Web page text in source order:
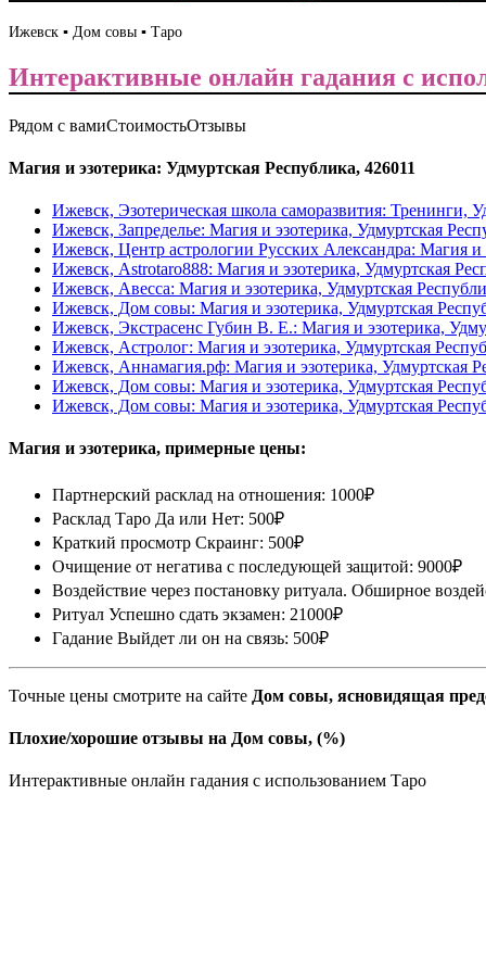
Ижевск ▪️ Дом совы ▪️ Таро
Интерактивные онлайн гадания с
Рядом с вамиСтоимостьОтзывы
Магия и эзотерика: Удмуртская Республика, 426011
Ижевск, Эзотерическая школа саморазвития: Тренинги,
Ижевск, Запределье: Магия и эзотерика, Удмуртская
Ижевск, Центр астрологии Русских Александра: Магия и
Ижевск, Astrotaro888: Магия и эзотерика, Удмуртская
Ижевск, Авесса: Магия и эзотерика, Удмуртская
Ижевск, Дом совы: Магия и эзотерика, Удмуртская
Ижевск, Экстрасенс Губин В. Е.: Магия и эзотерика,
Ижевск, Астролог: Магия и эзотерика, Удмуртская
Ижевск, Аннамагия.рф: Магия и эзотерика, Удмуртская
Ижевск, Дом совы: Магия и эзотерика, Удмуртская
Ижевск, Дом совы: Магия и эзотерика, Удмуртская
Магия и эзотерика, примерные цены:
Партнерский расклад на отношения: 1000₽
Расклад Таро Да или Нет: 500₽
Краткий просмотр Скраинг: 500₽
Очищение от негатива с последующей защитой: 9000₽
Воздействие через постановку ритуала. Обширное
Ритуал Успешно сдать экзамен: 21000₽
Гадание Выйдет ли он на связь: 500₽
Точные цены смотрите на сайте Дом совы, ясновидящая
Плохие/хорошие отзывы на Дом совы, (%)
Интерактивные онлайн гадания с использованием Таро